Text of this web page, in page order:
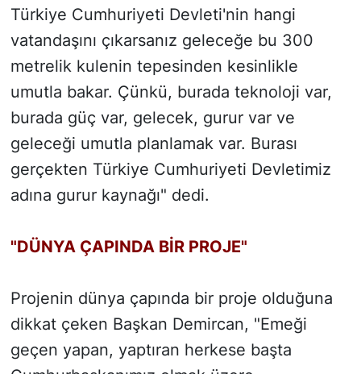
Türkiye Cumhuriyeti Devleti'nin hangi
vatandaşını çıkarsanız geleceğe bu 300
metrelik kulenin tepesinden kesinlikle
umutla bakar. Çünkü, burada teknoloji var,
burada güç var, gelecek, gurur var ve
geleceği umutla planlamak var. Burası
gerçekten Türkiye Cumhuriyeti Devletimiz
adına gurur kaynağı" dedi.
"DÜNYA ÇAPINDA BİR PROJE"
Projenin dünya çapında bir proje olduğuna
dikkat çeken Başkan Demircan, "Emeği
geçen yapan, yaptıran herkese başta